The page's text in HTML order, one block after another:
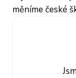
měníme české